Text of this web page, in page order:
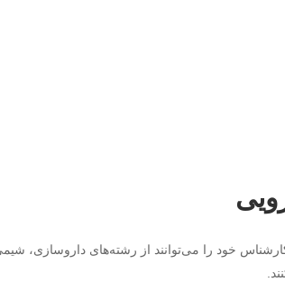
خود را می‌توانند از رشته‌های داروسازی،